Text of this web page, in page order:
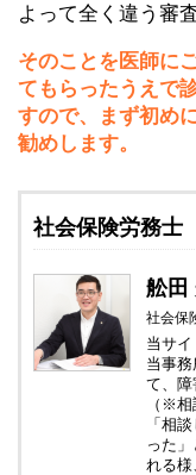
よって全く違う審
そのことを医師に
てもらったうえで
すので、まず初め
勧めします。
社会保険労務士
舩田
社会保
当サイ
当事
て、障
（※相
「相
った
れる様